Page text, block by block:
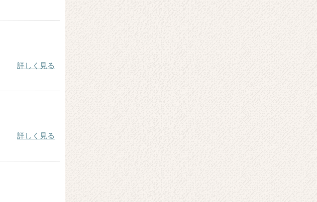
詳しく見る
詳しく見る